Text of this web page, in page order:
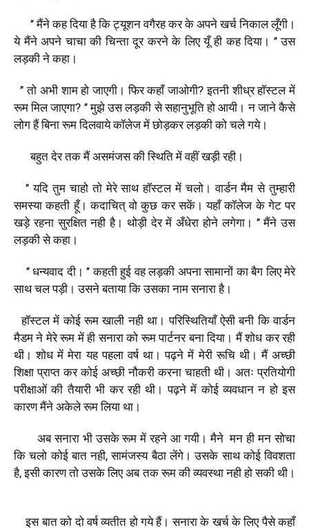
’’मैंने कह दिया है कि ट्यूशन वगैरह कर के अपने खर्च निकाल लूँगी।
ये मैंने अपने चाचा की चिन्ता दूर करने के लिए यूँ ही कह दिया। ’’उस
लड़की ने कहा।
’’तो अभी शाम हो जाएगी। फिर कहाँ जाओगी?इतनी शीध्र हाॅस्टल में
रूम मिल जाएगा? ’’मुझे उस लड़की से सहानुभूति हो आयी। न जाने कैसे
लोग हैं बिना रूम दिलवाये काॅलेज में छोड़कर लड़की को चले गये।
बहुत देर तक मैं असमंजस की स्थिति में वहीं खड़ी रही।
’’यदि तुम चाहो तो मेरे साथ हाॅस्टल में चलो। वार्डन मैम से तुम्हारी
समस्या कहती हूँ। कदाचित् वो कुछ कर सकें। यहाँ काॅलेज के गेट पर
खड़े रहना सुरक्षित नही है। थोड़ी देर में अँधेरा होने लगेगा। ’’मैंने उस
लड़की से कहा।
’’धन्यवाद दी। ’’कहती हुई वह लड़की अपना सामानों का बैग लिए मेरे
साथ चल पड़ी। उसने बताया कि उसका नाम सनारा है।
हाॅस्टल में कोई रूम खाली नही था। परिस्थितियाँ ऐसी बनी कि वार्डन
मैडम ने मेरे रूम में ही सनारा को रूम पार्टनर बना दिया। मैं शोध कर रही
थी। शोध में मेरा यह पहला वर्ष था। पढ़ने में मेरी रूचि थी। मैं अच्छी
शिक्षा प्राप्त कर कोई अच्छी नौकरी करना चाहती थी। अतः प्रतियोगी
परीक्षाओं की तैयारी भी कर रही थी। पढ़ने में कोई व्यवधान न हो इस
कारण मैंने अकेले रूम लिया था।
अब सनारा भी उसके रूम में रहने आ गयी। मैने मन ही मन सोचा
कि चलो कोई बात नही,सामंजस्य बैठा लेंगे। उसके साथ कोई विवशता
है,इसी कारण तो उसके लिए अब तक रूम की व्यवस्था नही हो सकी थी।
इस बात को दो वर्ष व्यतीत हो गये हैं। सनारा के खर्च के लिए पैसे कहाँ